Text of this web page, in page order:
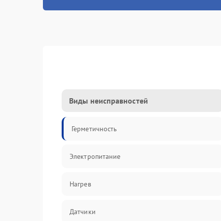
Виды неисправностей
Герметичность
Электропитание
Нагрев
Датчики